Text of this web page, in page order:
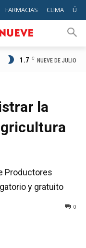
FARMACIAS CLIMA
1.7 C NUEVE DE JULIO
la
Productores
y gratuito
0